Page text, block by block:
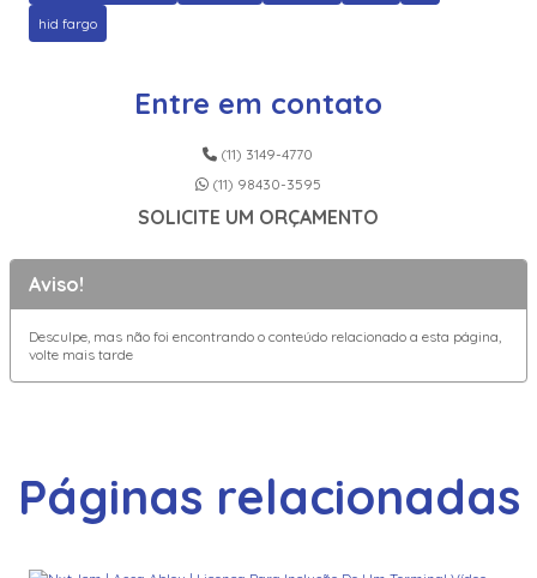
hid fargo
Entre em contato
(11) 3149-4770
(11) 98430-3595
SOLICITE UM ORÇAMENTO
Aviso!
Desculpe, mas não foi encontrando o conteúdo relacionado a esta página,
volte mais tarde
Páginas relacionadas